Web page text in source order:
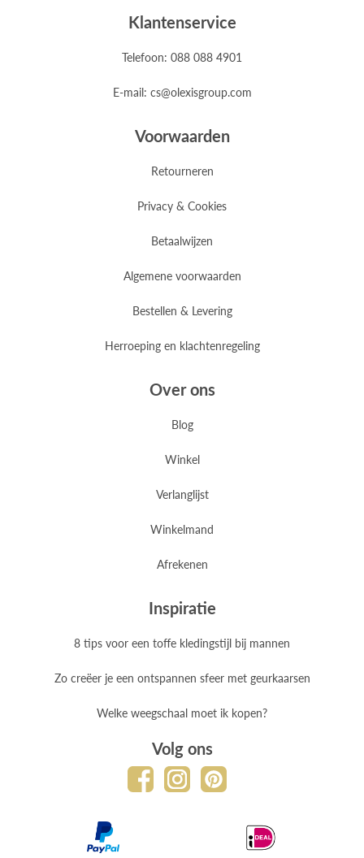
Klantenservice
Telefoon: 088 088 4901
E-mail: cs@olexisgroup.com
Voorwaarden
Retourneren
Privacy & Cookies
Betaalwijzen
Algemene voorwaarden
Bestellen & Levering
Herroeping en klachtenregeling
Over ons
Blog
Winkel
Verlanglijst
Winkelmand
Afrekenen
Inspiratie
8 tips voor een toffe kledingstijl bij mannen
Zo creëer je een ontspannen sfeer met geurkaarsen
Welke weegschaal moet ik kopen?
Volg ons